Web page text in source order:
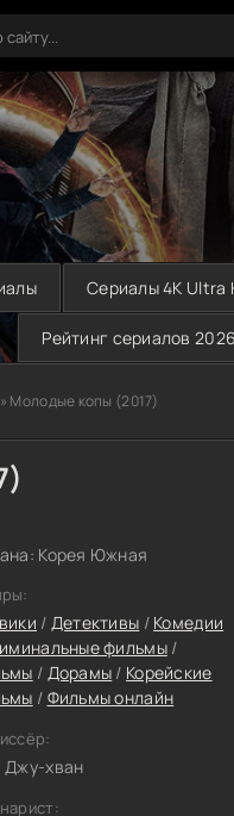
Сериалы 4K Ultra
Рейтинг сериалов 2026
» Молодые копы (2017)
Корея Южная
/ Детективы / Комедии
фильмы/
/ Дорамы / Корейские
/ Фильмы онлайн
Джу-хван